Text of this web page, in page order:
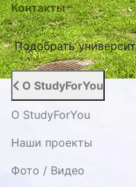
Контакты
Подобрать
О StudyForYou
О StudyForYou
Наши проекты
Фото / Видео